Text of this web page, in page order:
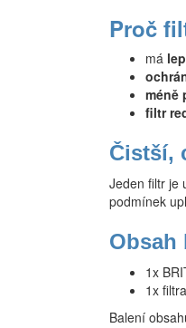
Proč
má
méně
filtr
Čistší,
Jeden filtr je
podmínek
Obsah
1x
1x
Balení